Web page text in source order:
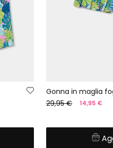
Gonna in maglia
29,95 €
14,95 €